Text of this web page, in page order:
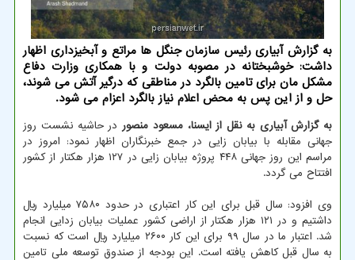
به گزارش آبیاری رئیس سازمان جنگل ها مراتع و آبخیزداری اظهار
داشت: خوشبختانه در مصوبه دولت و با همكاری وزارت دفاع
مشكل مان برای تامین بالگرد در مناطقی كه درگیر آتش می شوند،
حل و از این پس به محض اعلام نیاز بالگرد اعزام می شود.
به گزارش آبیاری به نقل از ایسنا، مسعود منصور در حاشیه نشست روز
جهانی مقابله با بیابان زایی در جمع خبرنگاران اظهار نمود: امروز در
مراسم این روز جهانی ۴۴۸ پروژه بیابان زایی در ۱۲۷ هزار هکتار از کشور
افتتاح می گردد.
وی افزود: سال قبل برای این کار اعتباری در حدود ۷۵۸۰ میلیارد ریال
داشتیم و در ۱۲۱ هزار هکتار از اراضی کشور عملیات بیابان زدایی انجام
شد. اعتبار ما در سال ۹۹ برای این کار ۲۶۰۰ میلیارد ریال است که نسبت
به سال قبل کاهش یافته است. این بودجه از صندوق توسعه ملی تامین